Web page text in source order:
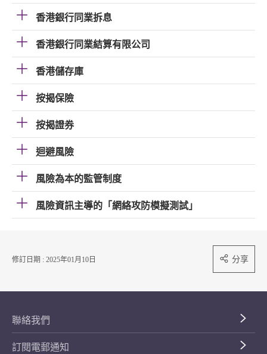
香港銀行同業拆息
香港銀行同業結算有限公司
香港儲存庫
按揭保險
按揭證券
迴避風險
風險為本的監管制度
風險資訊主導的「網絡攻防模擬測試」
修訂日期 : 2025年01月10日 分享
聯絡我們
訂閱電郵通知